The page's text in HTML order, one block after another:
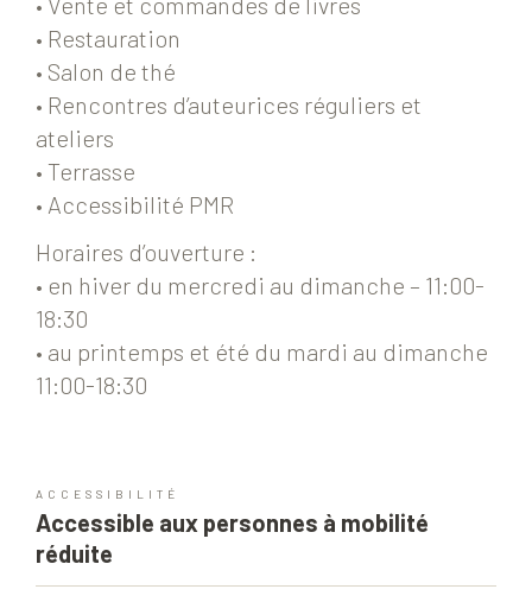
• Restauration
• Salon de thé
• Rencontres d’auteurices réguliers et
ateliers
• Terrasse
• Accessibilité PMR
Horaires d’ouverture :
• en hiver du mercredi au dimanche – 11:00-
18:30
• au printemps et été du mardi au dimanche
11:00-18:30
ACCESSIBILITÉ
Accessible aux personnes à mobilité
réduite